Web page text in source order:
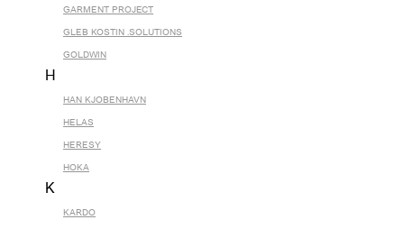
GARMENT PROJECT
GLEB KOSTIN .SOLUTIONS
GOLDWIN
H
HAN KJOBENHAVN
HELAS
HERESY
HOKA
K
KARDO